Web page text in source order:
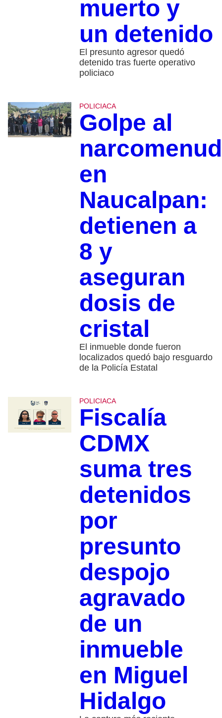
muerto y
un detenido
El presunto agresor quedó
detenido tras fuerte operativo
policiaco
POLICIACA
Golpe al
en
Naucalpan:
detienen a
8 y
aseguran
dosis de
cristal
El inmueble donde fueron
localizados quedó bajo resguardo
de la Policía Estatal
POLICIACA
Fiscalía
CDMX
suma tres
detenidos
por
presunto
despojo
agravado
de un
inmueble
en Miguel
Hidalgo